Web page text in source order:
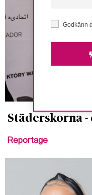
Städerskorna -
Reportage
Godkänn